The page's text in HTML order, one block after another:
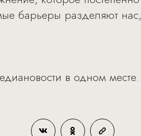
барьеры разделяют
в одном